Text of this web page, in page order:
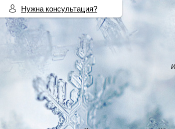
Нужна консультация?